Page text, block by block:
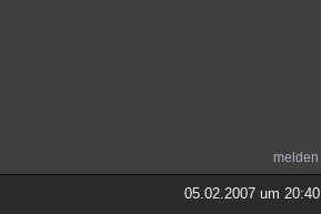
melden
05.02.2007 um 20:40